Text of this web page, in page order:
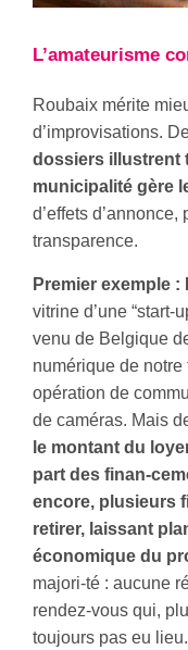
L’amateurisme
Roubaix mérite
d’improvisations.
dossiers illustrent
municipalité gère
d’effets
transparence.
Premier exemple :
vitrine d’une “start-
venu de Belgique
numérique de
opération de
de caméras. Mais
le montant du
part des finan-
encore, plusieurs
retirer, laissant
économique du
majori-té : aucune
rendez-vous qui,
toujours pas eu lieu.